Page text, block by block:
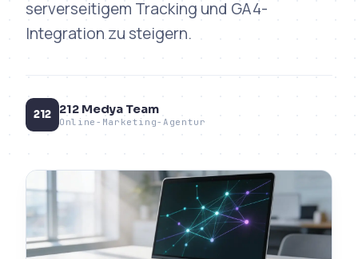
serverseitigem Tracking und GA4-
Integration zu steigern.
212 212 Medya Team
Online-Marketing-Agentur